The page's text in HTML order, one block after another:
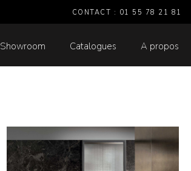
CONTACT : 01 55 78 21 81
Showroom Catalogues A propos